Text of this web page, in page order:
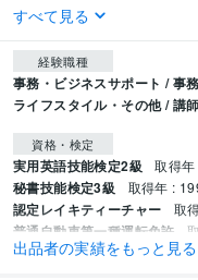
すべて見る
経験職種
事務・ビジネスサポート / 事
ライフスタイル・その他 / 講
資格・検定
実用英語技能検定2級 取得
秘書技能検定3級 取得年 :
認定レイキティーチャー 取
普通自動車第一種運転免許
出品者の実績をもっと見る